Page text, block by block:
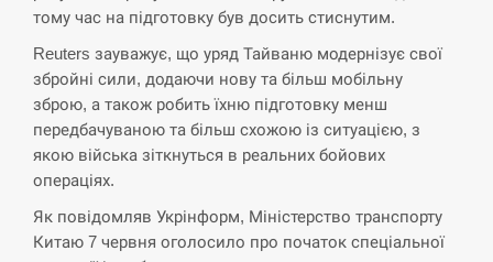
СЕРПЕНЬ
12:53
США обсуждают лицензии на Patriot для
Украины, несмотря на сомнения…
СЕРПЕНЬ
12:40
Латвія готова направити до 20 військових для
розблокування Ормузької протоки
тому час на підготовку був досить стиснутим.
Reuters зауважує, що уряд Тайваню модернізує свої
збройні сили, додаючи нову та більш мобільну
зброю, а також робить їхню підготовку менш
передбачуваною та більш схожою із ситуацією, з
якою війська зіткнуться в реальних бойових
операціях.
Як повідомляв Укрінформ, Міністерство транспорту
Китаю 7 червня оголосило про початок спеціальної